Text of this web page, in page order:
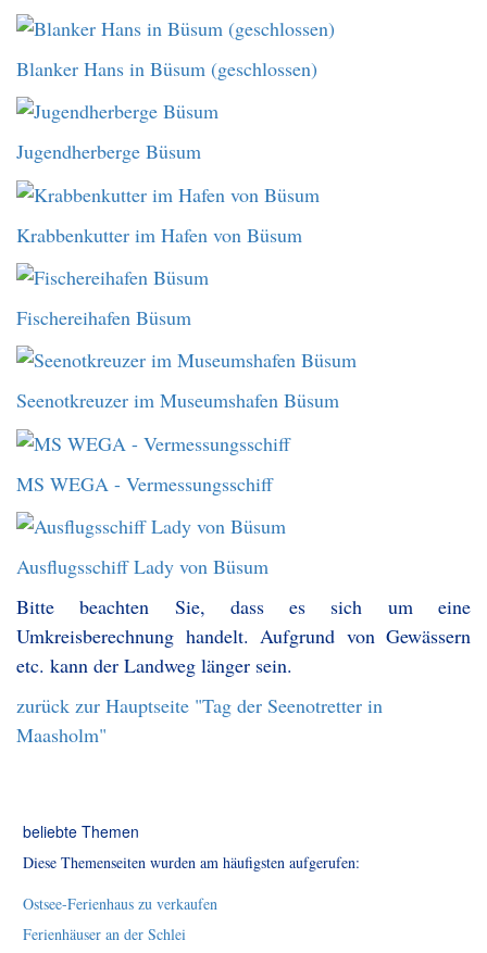
Blanker Hans in Büsum (geschlossen)
Jugendherberge Büsum
Krabbenkutter im Hafen von Büsum
Fischereihafen Büsum
Seenotkreuzer im Museumshafen Büsum
MS WEGA - Vermessungsschiff
Ausflugsschiff Lady von Büsum
Bitte beachten Sie, dass es sich um eine
Umkreisberechnung handelt. Aufgrund von Gewässern
etc. kann der Landweg länger sein.
zurück zur Hauptseite "Tag der Seenotretter in
Maasholm"
beliebte Themen
Diese Themenseiten wurden am häufigsten aufgerufen:
Ostsee-Ferienhaus zu verkaufen
Ferienhäuser an der Schlei